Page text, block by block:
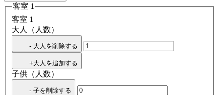
客室 1
客室 1
大人（人数）
- 大人を削除する
+大人を追加する
子供（人数）
- 子を削除する